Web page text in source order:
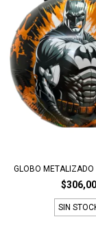
GLOBO
$306,00
SIN